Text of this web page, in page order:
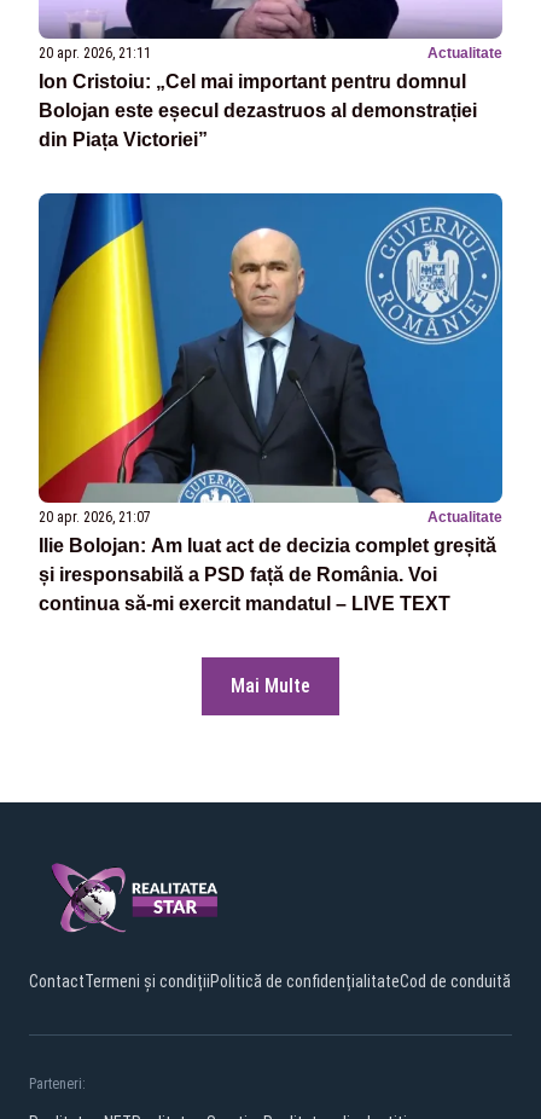
20 apr. 2026, 21:11 Actualitate
Ion Cristoiu: „Cel mai important pentru domnul
Bolojan este eșecul dezastruos al demonstrației
din Piața Victoriei”
20 apr. 2026, 21:07 Actualitate
Ilie Bolojan: Am luat act de decizia complet greșită
și iresponsabilă a PSD față de România. Voi
continua să-mi exercit mandatul – LIVE TEXT
Mai Multe
ContactTermeni și condițiiPolitică de confidențialitateCod de conduită
Parteneri: